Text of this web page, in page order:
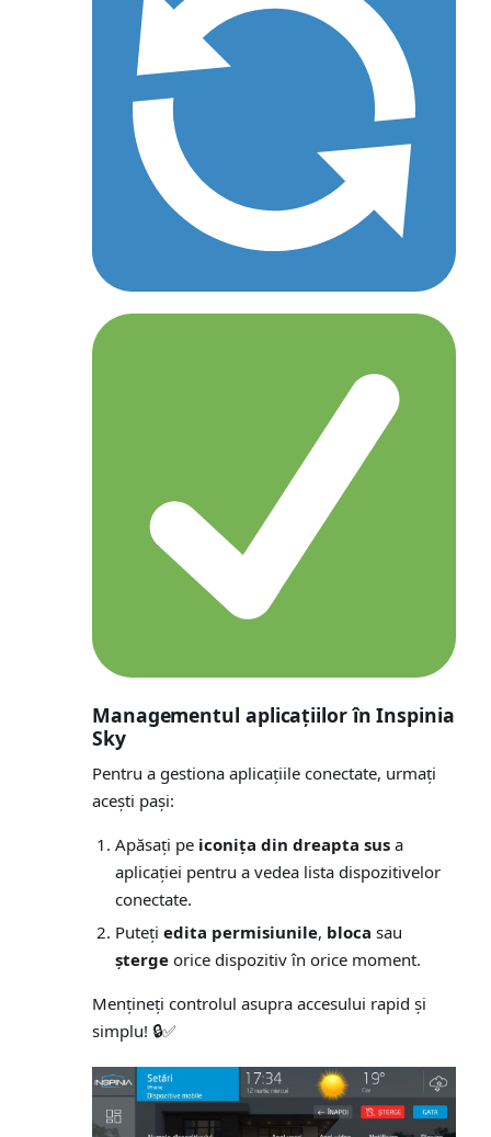
Managementul aplicațiilor înInspinia
Sky
Pentru a gestiona aplicațiile conectate, urmați
acești pași:
Apăsați pe iconița din dreapta sus a
aplicației pentru a vedea lista dispozitivelor
conectate.
Puteți edita permisiunile, bloca sau
șterge orice dispozitiv în orice moment.
Mențineți controlul asupra accesului rapid și
simplu! 🔒✅